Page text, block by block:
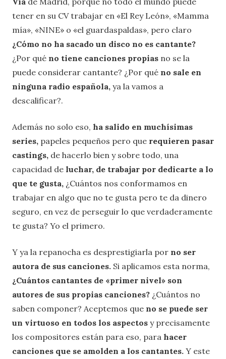
tener en su CV trabajar en «El Rey León», «Mamma
mía», «NINE» o «el guardaspaldas», pero claro
¿Cómo no ha sacado un disco no es cantante?
¿Por qué no tiene canciones propias no se la
puede considerar cantante? ¿Por qué no sale en
ninguna radio española, ya la vamos a
descalificar?.
Además no solo eso, ha salido en muchísimas
series, papeles pequeños pero que requieren pasar
castings, de hacerlo bien y sobre todo, una
capacidad de luchar, de trabajar por dedicarte a lo
que te gusta, ¿Cuántos nos conformamos en
trabajar en algo que no te gusta pero te da dinero
seguro, en vez de perseguir lo que verdaderamente
te gusta? Yo el primero.
Y ya la repanocha es desprestigiarla por no ser
autora de sus canciones. Si aplicamos esta norma,
¿Cuántos cantantes de «primer nivel» son
autores de sus propias canciones? ¿Cuántos no
saben componer? Aceptemos que no se puede ser
un virtuoso en todos los aspectos y precisamente
los compositores están para eso, para hacer
canciones que se amolden a los cantantes. Y este